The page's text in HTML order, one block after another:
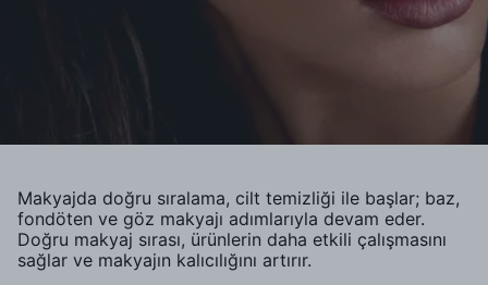
Makyajda doğru sıralama, cilt temizliği ile başlar; baz,
fondöten ve göz makyajı adımlarıyla devam eder.
Doğru makyaj sırası, ürünlerin daha etkili çalışmasını
sağlar ve makyajın kalıcılığını artırır.